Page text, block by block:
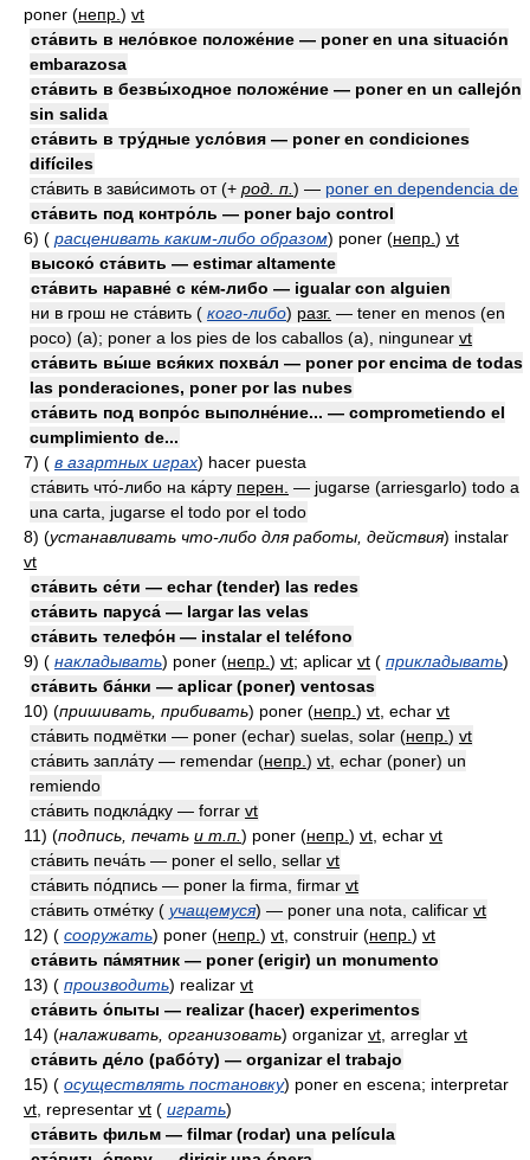
poner (непр. ) vt
ста́вить в нело́вкое положе́ние — poner en una situación
embarazosa
ста́вить в безвы́ходное положе́ние — poner en un callejón
sin salida
ста́вить в тру́дные усло́вия — poner en condiciones
difíciles
ста́вить в зави́симоть от(+ род. п. ) — poner en dependencia de
ста́вить под контро́ль — poner bajo control
6) ( расценивать каким-либо образом) poner (непр. ) vt
высоко́ ста́вить — estimar altamente
ста́вить наравне́ с ке́м-либо — igualar con alguien
ни в грош не ста́вить ( кого-либо) разг. — tener en menos (en
poco) (a); poner a los pies de los caballos (a), ningunear vt
ста́вить вы́ше вся́ких похва́л — poner por encima de todas
las ponderaciones, poner por las nubes
ста́вить под вопро́с выполне́ние... — comprometiendo el
cumplimiento de...
7) ( в азартных играх) hacer puesta
ста́вить что́-либо на ка́рту перен. — jugarse (arriesgarlo) todo a
una carta, jugarse el todo por el todo
8) (устанавливать что-либо для работы, действия) instalar
vt
ста́вить се́ти — echar (tender) las redes
ста́вить паруса́ — largar las velas
ста́вить телефо́н — instalar el teléfono
9) ( накладывать) poner (непр. ) vt; aplicar vt ( прикладывать)
ста́вить ба́нки — aplicar (poner) ventosas
10) (пришивать, прибивать) poner (непр. ) vt , echar vt
ста́вить подмётки — poner (echar) suelas, solar (непр. ) vt
ста́вить запла́ту — remendar (непр. ) vt , echar (poner) un
remiendo
ста́вить подкла́дку — forrar vt
11) (подпись, печать и т.п. ) poner (непр. ) vt , echar vt
ста́вить печа́ть — poner el sello, sellar vt
ста́вить по́дпись — poner la firma, firmar vt
ста́вить отме́тку ( учащемуся) — poner una nota, calificar vt
12) ( сооружать) poner (непр. ) vt , construir (непр. ) vt
ста́вить па́мятник — poner (erigir) un monumento
13) ( производить) realizar vt
ста́вить о́пыты — realizar (hacer) experimentos
14) (налаживать, организовать) organizar vt , arreglar vt
ста́вить де́ло (рабо́ту) — organizar el trabajo
15) ( осуществлять постановку) poner en escena; interpretar
vt , representar vt ( играть)
ста́вить фильм — filmar (rodar) una película